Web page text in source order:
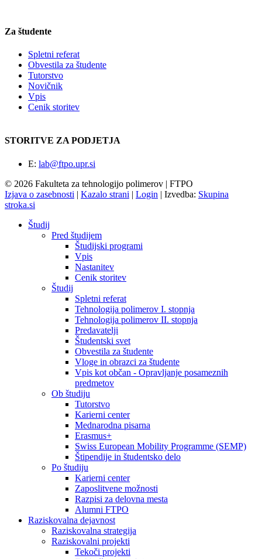
Za študente
Spletni referat
Obvestila za študente
Tutorstvo
Novičnik
Vpis
Cenik storitev
STORITVE ZA PODJETJA
E: lab@ftpo.upr.si
© 2026 Fakulteta za tehnologijo polimerov | FTPO
Izjava o zasebnosti | Kazalo strani | Login | Izvedba: Skupina
stroka.si
Študij
Pred študijem
Študijski programi
Vpis
Nastanitev
Cenik storitev
Študij
Spletni referat
Tehnologija polimerov I. stopnja
Tehnologija polimerov II. stopnja
Predavatelji
Študentski svet
Obvestila za študente
Vloge in obrazci za študente
Vpis kot občan - Opravljanje posameznih
predmetov
Ob študiju
Tutorstvo
Karierni center
Mednarodna pisarna
Erasmus+
Swiss European Mobility Programme (SEMP)
Štipendije in študentsko delo
Po študiju
Karierni center
Zaposlitvene možnosti
Razpisi za delovna mesta
Alumni FTPO
Raziskovalna dejavnost
Raziskovalna strategija
Raziskovalni projekti
Tekoči projekti